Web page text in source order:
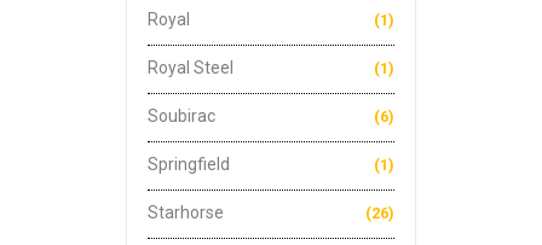
Royal (1)
Royal Steel (1)
Soubirac (6)
Springfield (1)
Starhorse (26)